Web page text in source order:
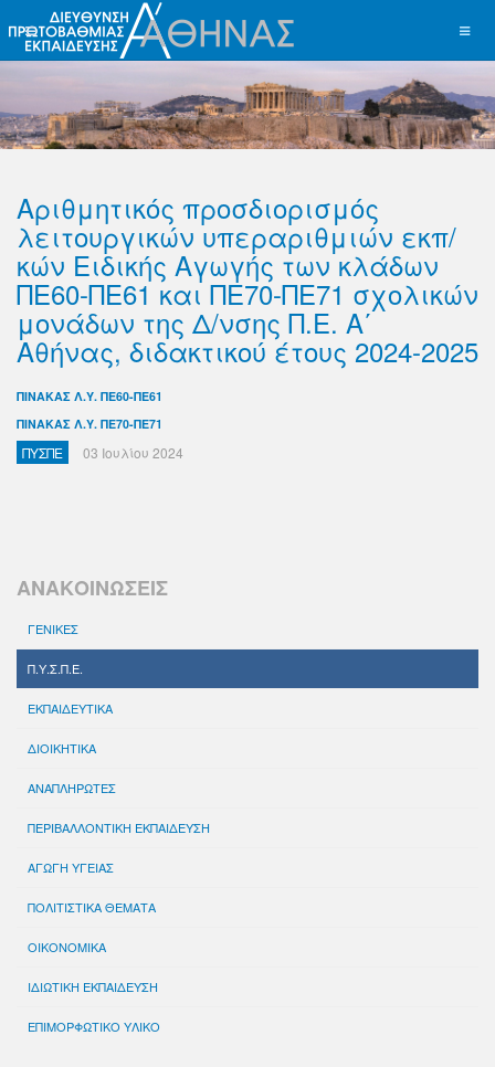
Αριθμητικός προσδιορισμός
λειτουργικών υπεραριθμιών εκπ/
κών Ειδικής Αγωγής των κλάδων
ΠΕ60-ΠΕ61 και ΠΕ70-ΠΕ71 σχολικών
μονάδων της Δ/νσης Π.Ε. Α΄
Αθήνας, διδακτικού έτους 2024-2025
ΠΙΝΑΚΑΣ Λ.Υ. ΠΕ60-ΠΕ61
ΠΙΝΑΚΑΣ Λ.Υ. ΠΕ70-ΠΕ71
ΠΥΣΠΕ 03 Ιουλίου 2024
ΑΝΑΚΟΙΝΩΣΕΙΣ
ΓΕΝΙΚΕΣ
Π.Υ.Σ.Π.Ε.
ΕΚΠΑΙΔΕΥΤΙΚΑ
ΔΙΟΙΚΗΤΙΚΑ
ΑΝΑΠΛΗΡΩΤΕΣ
ΠΕΡΙΒΑΛΛΟΝΤΙΚΗ ΕΚΠΑΙΔΕΥΣΗ
ΑΓΩΓΗ ΥΓΕΙΑΣ
ΠΟΛΙΤΙΣΤΙΚΑ ΘΕΜΑΤΑ
ΟΙΚΟΝΟΜΙΚΑ
ΙΔΙΩΤΙΚΗ ΕΚΠΑΙΔΕΥΣΗ
ΕΠΙΜΟΡΦΩΤΙΚΟ ΥΛΙΚΟ